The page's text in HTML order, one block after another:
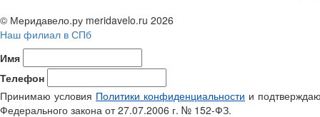
© Меридавело.ру meridavelo.ru 2026
Наш филиал в СПб
Имя
Телефон
Принимаю условия Политики конфиденциальности и
Федерального закона от 27.07.2006 г. № 152-ФЗ.